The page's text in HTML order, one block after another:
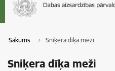
Sākums Sniķera dīķa meži
Sniķera dīķa meži